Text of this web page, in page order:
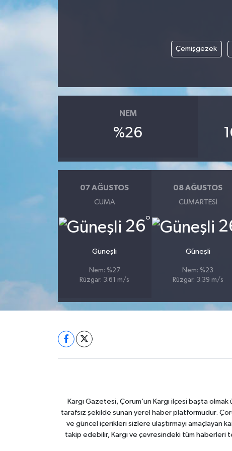
Çemişgezek
NEM
%26
07 AĞUSTOS
CUMA
26°
Güneşli
Nem: %27
Rüzgar: 3.61 m/s
08 AĞUSTOS
CUMARTESI
Güneşli
Nem: %23
Rüzgar: 3.39 m/s
Kargı Gazetesi, Çorum’un Kargı ilçesi başta
tarafsız şekilde sunan yerel haber platformudur.
ve güncel içerikleri sizlere ulaştırmayı amaçlayan
takip edebilir, Kargı ve çevresindeki tüm haberleri